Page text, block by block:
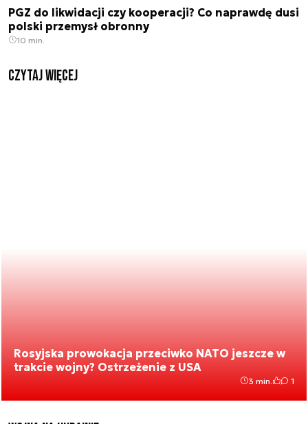
PGZ do likwidacji czy kooperacji? Co naprawdę dusi
polski przemysł obronny
10 min.
czytaj więcej
Rosyjska prowokacja przeciwko NATO jeszcze w
trakcie wojny? Ostrzeżenie z USA
3 min. 1